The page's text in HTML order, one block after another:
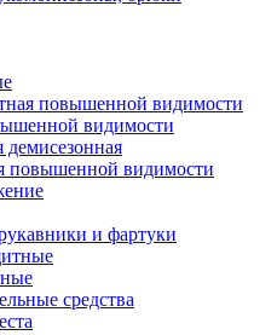
повышенной видимости
видимости
демисезонная
повышенной видимости
и фартуки
средства